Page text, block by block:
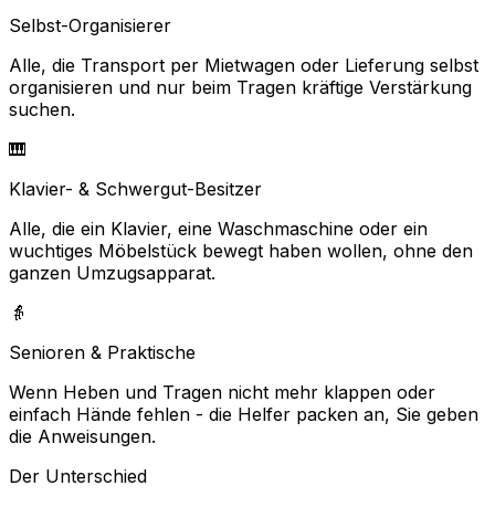
Selbst-Organisierer
Alle, die Transport per Mietwagen oder Lieferung selbst
organisieren und nur beim Tragen kräftige Verstärkung
suchen.
🎹
Klavier- & Schwergut-Besitzer
Alle, die ein Klavier, eine Waschmaschine oder ein
wuchtiges Möbelstück bewegt haben wollen, ohne den
ganzen Umzugsapparat.
👵
Senioren & Praktische
Wenn Heben und Tragen nicht mehr klappen oder
einfach Hände fehlen - die Helfer packen an, Sie geben
die Anweisungen.
Der Unterschied